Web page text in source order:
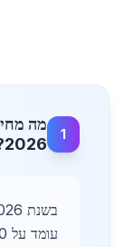
1
מה
2026?